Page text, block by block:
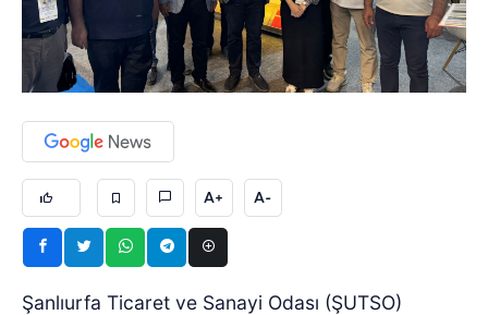
A+ A-
Şanlıurfa Ticaret ve Sanayi Odası (ŞUTSO)